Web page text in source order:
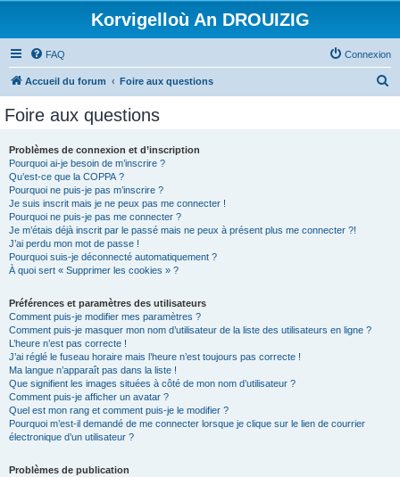
Korvigelloù An DROUIZIG
FAQ Connexion
Accueil du forum Foire aux questions
Foire aux questions
Problèmes de connexion et d’inscription
Pourquoi ai-je besoin de m’inscrire ?
Qu’est-ce que la COPPA ?
Pourquoi ne puis-je pas m’inscrire ?
Je suis inscrit mais je ne peux pas me connecter !
Pourquoi ne puis-je pas me connecter ?
Je m’étais déjà inscrit par le passé mais ne peux à présent plus me connecter ?!
J’ai perdu mon mot de passe !
Pourquoi suis-je déconnecté automatiquement ?
À quoi sert « Supprimer les cookies » ?
Préférences et paramètres des utilisateurs
Comment puis-je modifier mes paramètres ?
Comment puis-je masquer mon nom d’utilisateur de la liste des utilisateurs en ligne ?
L’heure n’est pas correcte !
J’ai réglé le fuseau horaire mais l’heure n’est toujours pas correcte !
Ma langue n’apparaît pas dans la liste !
Que signifient les images situées à côté de mon nom d’utilisateur ?
Comment puis-je afficher un avatar ?
Quel est mon rang et comment puis-je le modifier ?
Pourquoi m’est-il demandé de me connecter lorsque je clique sur le lien de courrier
électronique d’un utilisateur ?
Problèmes de publication